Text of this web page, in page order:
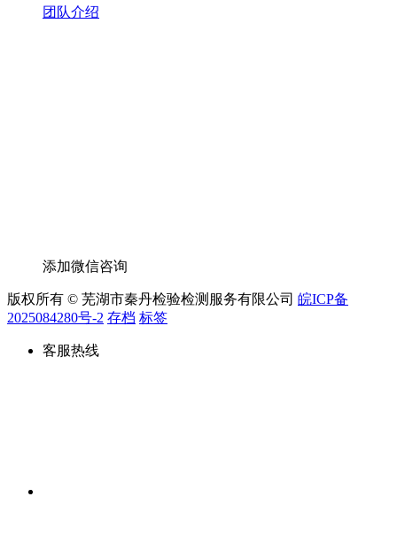
团队介绍
添加微信咨询
版权所有 © 芜湖市秦丹检验检测服务有限公司 皖ICP备
2025084280号-2 存档 标签
客服热线